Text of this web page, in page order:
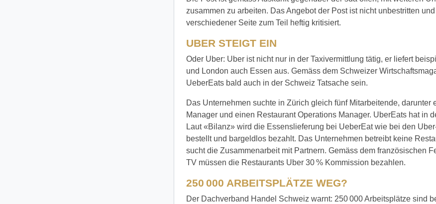
zusammen zu arbeiten. Das Angebot der Post ist nicht unbestritten
verschiedener Seite zum Teil heftig kritisiert.
UBER STEIGT EIN
Oder Uber: Uber ist nicht nur in der Taxivermittlung tätig, er liefert
und London auch Essen aus. Gemäss dem Schweizer
UeberEats bald auch in der Schweiz Tatsache sein.
Das Unternehmen suchte in Zürich gleich fünf Mitarbeitende, darunter
Manager und einen Restaurant Operations Manager. UberEats hat in
Laut «Bilanz» wird die Essenslieferung bei UeberEat wie bei den
bestellt und bargeldlos bezahlt. Das Unternehmen betreibt keine
sucht die Zusammenarbeit mit Partnern. Gemäss dem französischen
TV müssen die Restaurants Uber 30 % Kommission bezahlen.
250 000 ARBEITSPLÄTZE WEG?
Der Dachverband Handel Schweiz warnt: 250 000 Arbeitsplätze sind